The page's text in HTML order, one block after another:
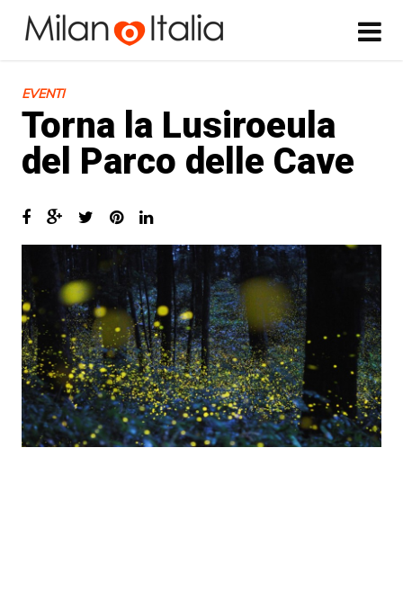
EVENTI
Torna la Lusiroeula
del Parco delle Cave